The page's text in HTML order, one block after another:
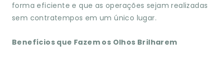
forma eficiente e que as operações sejam realizadas
sem contratempos em um único lugar.
Benefícios que Fazem os Olhos Brilharem